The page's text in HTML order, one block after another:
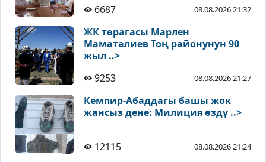
6687 08.08.2026 21:32
ЖК төрагасы Марлен
Маматалиев Тоң районунун 90
жыл ..>
9253
08.08.2026 21:27
Кемпир-Абаддагы башы жок
жансыз дене: Милиция өздү ..>
12115 08.08.2026 21:24